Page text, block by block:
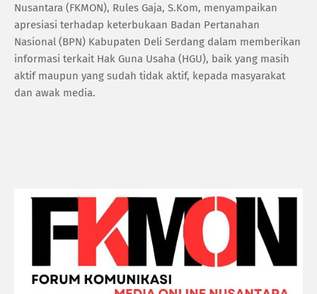
Nusantara (FKMON), Rules Gaja, S.Kom, menyampaikan
apresiasi terhadap keterbukaan Badan Pertanahan
Nasional (BPN) Kabupaten Deli Serdang dalam memberikan
informasi terkait Hak Guna Usaha (HGU), baik yang masih
aktif maupun yang sudah tidak aktif, kepada masyarakat
dan awak media.